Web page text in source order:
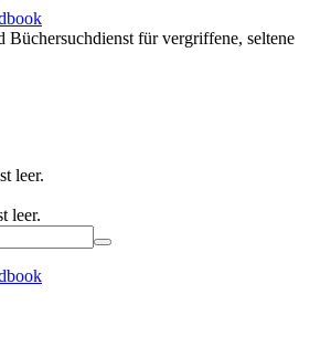
Büchersuchdienst für vergriffene, seltene
leer.
leer.